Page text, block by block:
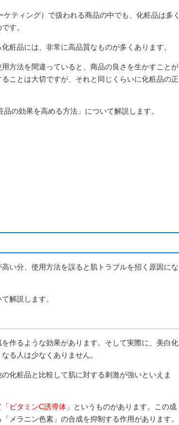
ティング）で扱われる商品の中でも、化粧品は多く
す。
粧品には、非常に高品質なものが多くあります。
方法を間違っていると、商品の良さを生かすことが
ことは大切ですが、それと同じくらいに化粧品の正
の効果を高める方法」について解説します。
い分、使用方法を誤ると肌トラブルを招く原因にな
解説します。
作るような効果があります。そして実際に、美白化
る人は少なくありません。
化粧品と比較して肌に対する刺激が強いといえま
「ビタミンC誘導体 」というものがあります。この成
メラニン色素」の合成を抑制する作用があります。